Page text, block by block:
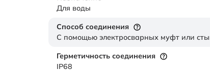
Для воды
Способ соединения
С помощью электросварных муфт или
Герметичность соединения
IP68